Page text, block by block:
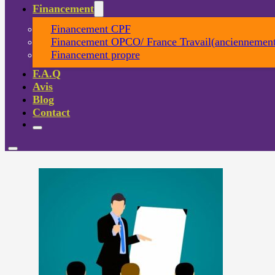
Financement
Financement CPF
Financement OPCO/ France
Financement propre
F.A.Q
Avis
Blog
Contact